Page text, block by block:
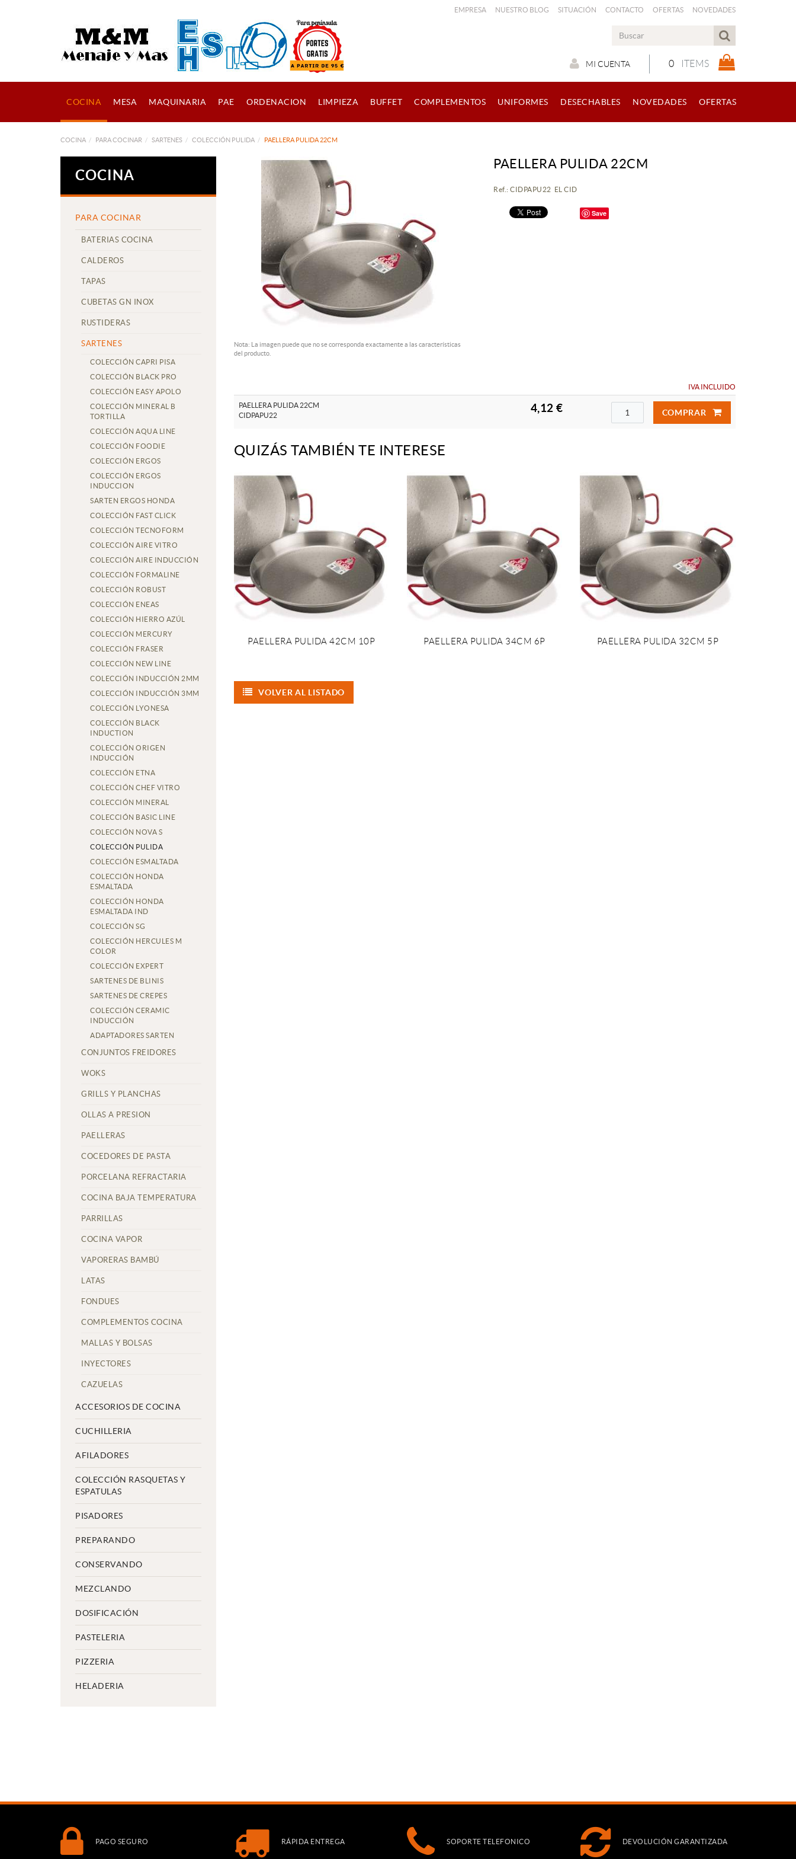
EMPRESA NUESTRO BLOG SITUACIÓN CONTACTO OFERTAS NOVEDADES
0 ITEMS
MI CUENTA
COCINA MESA MAQUINARIA PAE ORDENACION LIMPIEZA BUFFET COMPLEMENTOS UNIFORMES DESECHABLES NOVEDADES OFERTAS
COCINA PARA COCINAR SARTENES COLECCIÓN PULIDA PAELLERA PULIDA 22CM
COCINA
PARA COCINAR
BATERIAS COCINA
CALDEROS
TAPAS
CUBETAS GN INOX
RUSTIDERAS
SARTENES
COLECCIÓN CAPRI PISA
COLECCIÓN BLACK PRO
COLECCIÓN EASY APOLO
COLECCIÓN MINERAL B
TORTILLA
COLECCIÓN AQUA LINE
COLECCIÓN FOODIE
COLECCIÓN ERGOS
COLECCIÓN ERGOS
INDUCCION
SARTEN ERGOS HONDA
COLECCIÓN FAST CLICK
COLECCIÓN TECNOFORM
COLECCIÓN AIRE VITRO
COLECCIÓN AIRE INDUCCIÓN
COLECCIÓN FORMALINE
COLECCIÓN ROBUST
COLECCIÓN ENEAS
COLECCIÓN HIERRO AZÚL
COLECCIÓN MERCURY
COLECCIÓN FRASER
COLECCIÓN NEW LINE
COLECCIÓN INDUCCIÓN 2MM
COLECCIÓN INDUCCIÓN 3MM
COLECCIÓN LYONESA
COLECCIÓN BLACK
INDUCTION
COLECCIÓN ORIGEN
INDUCCIÓN
COLECCIÓN ETNA
COLECCIÓN CHEF VITRO
COLECCIÓN MINERAL
COLECCIÓN BASIC LINE
COLECCIÓN NOVA S
COLECCIÓN PULIDA
COLECCIÓN ESMALTADA
COLECCIÓN HONDA
ESMALTADA
COLECCIÓN HONDA
ESMALTADA IND
COLECCIÓN SG
COLECCIÓN HERCULES M
COLOR
COLECCIÓN EXPERT
SARTENES DE BLINIS
SARTENES DE CREPES
COLECCIÓN CERAMIC
INDUCCIÓN
ADAPTADORES SARTEN
CONJUNTOS FREIDORES
WOKS
GRILLS Y PLANCHAS
OLLAS A PRESION
PAELLERAS
COCEDORES DE PASTA
PORCELANA REFRACTARIA
COCINA BAJA TEMPERATURA
PARRILLAS
COCINA VAPOR
VAPORERAS BAMBÚ
LATAS
FONDUES
COMPLEMENTOS COCINA
MALLAS Y BOLSAS
INYECTORES
CAZUELAS
ACCESORIOS DE COCINA
CUCHILLERIA
AFILADORES
COLECCIÓN RASQUETAS Y
ESPATULAS
PISADORES
PREPARANDO
CONSERVANDO
MEZCLANDO
DOSIFICACIÓN
PASTELERIA
PIZZERIA
HELADERIA
Nota: La imagen puede que no se corresponda exactamente a las características
del producto.
PAELLERA PULIDA 22CM
Ref.: CIDPAPU22 EL CID
Save
IVA INCLUIDO
PAELLERA PULIDA 22CM
CIDPAPU22
4,12 € COMPRAR
QUIZÁS TAMBIÉN TE INTERESE
PAELLERA PULIDA 42CM 10P PAELLERA PULIDA 34CM 6P PAELLERA PULIDA 32CM 5P
VOLVER AL LISTADO
PAGO SEGURO RÁPIDA ENTREGA SOPORTE TELEFONICO DEVOLUCIÓN GARANTIZADA